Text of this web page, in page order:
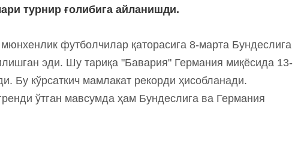
турнир ғолибига айланишди.
футболчилар қаторасига 8-марта Бундеслига
эди. Шу тариқа "Бавария" Германия миқёсида 13-
Бу кўрсаткич мамлакат рекорди ҳисобланади.
ўтган мавсумда ҳам Бундеслига ва Германия